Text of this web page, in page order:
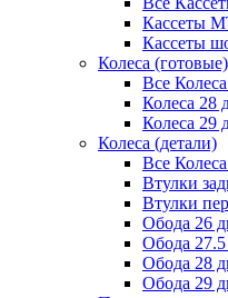
Кассеты
Кассеты
Колеса (готовые)
Все
Колеса 28
Колеса 29
Колеса (детали)
Все
Втулки
Втулки
Обода 26
Обода
Обода 28
Обода 29